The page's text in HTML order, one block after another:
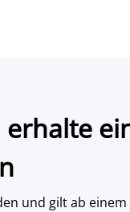
und gilt ab